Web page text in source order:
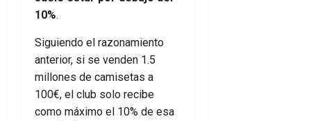
10%.
Siguiendo el razonamiento
anterior, si se venden 1.5
millones de camisetas a
100€, el club solo recibe
como máximo el 10% de esa